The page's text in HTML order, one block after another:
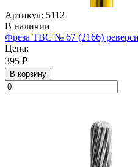
Артикул: 5112
В наличии
Фреза ТВС № 67 (2166)
Цена:
395 ₽
В корзину